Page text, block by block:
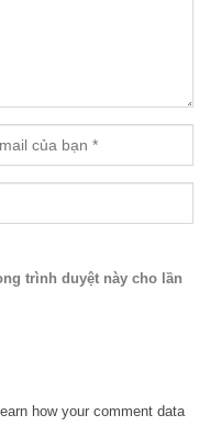
trình duyệt này cho lần
how your comment data